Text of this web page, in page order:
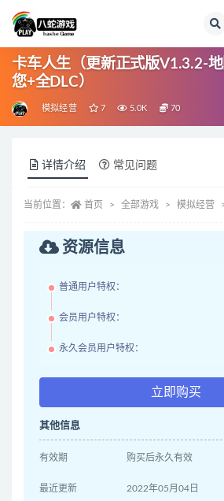
卡车人生（更新正式版V1.3.2-
您+全DLC）
模拟经营 7 5.0K 70
详情介绍 常见问题
当前位置： 首页 全部游戏 模拟经营
资源信息
普通用户特权：
会员用户特权：
永久会员用户特权：
立即购买
其他信息
有效期 购买后永久有效
最近更新 2022年05月04日